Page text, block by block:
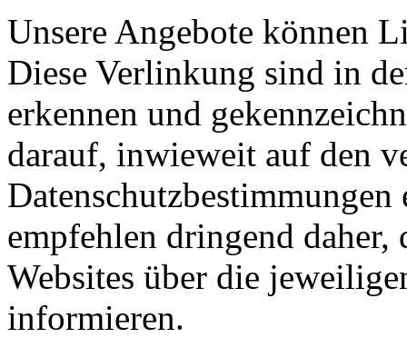
Unsere Angebote können
Diese Verlinkung sind in
erkennen und
darauf, inwieweit auf den
empfehlen dringend daher,
Websites über die
informieren.